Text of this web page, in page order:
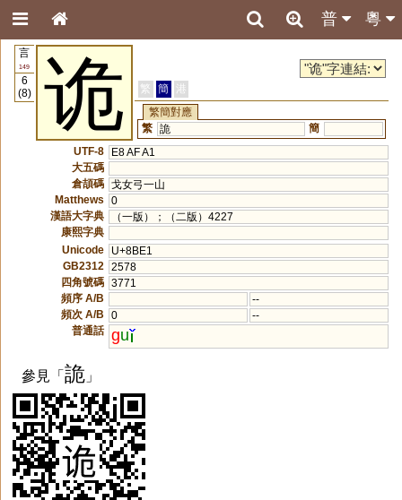
粵
普
言
149
6
(8)
诡 繁 簡
港
繁簡對應
繁 詭
簡
UTF-8
E8 AF A1
大五碼
倉頡碼 戈女弓一山
Matthews
0
漢語大字典
（一版）；（二版）4227
康熙字典
Unicode
U+8BE1
GB2312
2578
四角號碼 3771
頻序 A/B
--
頻次 A/B
0
--
普通話 gu
參見「詭」